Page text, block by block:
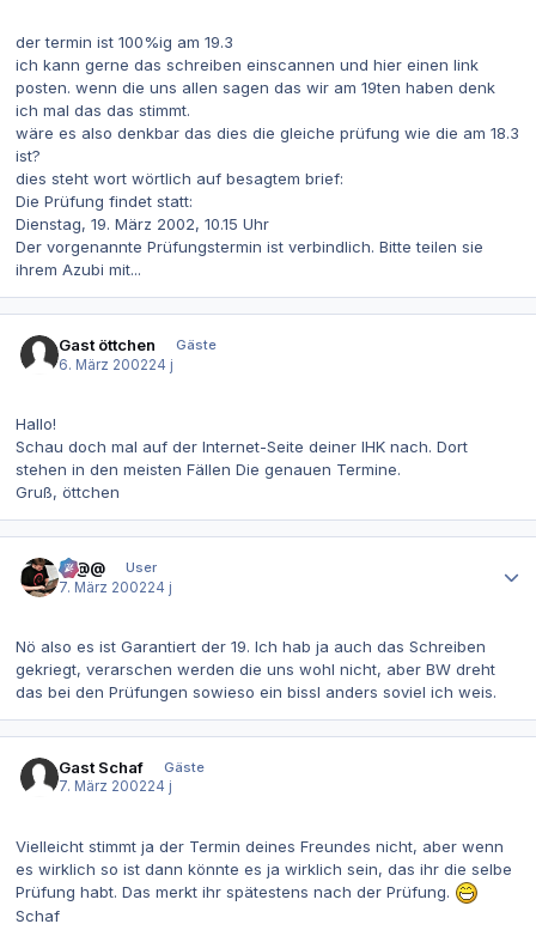
der termin ist 100%ig am 19.3
ich kann gerne das schreiben einscannen und hier einen link
posten. wenn die uns allen sagen das wir am 19ten haben denk
ich mal das das stimmt.
wäre es also denkbar das dies die gleiche prüfung wie die am 18.3
ist?
dies steht wort wörtlich auf besagtem brief:
Die Prüfung findet statt:
Dienstag, 19. März 2002, 10.15 Uhr
Der vorgenannte Prüfungstermin ist verbindlich. Bitte teilen sie
ihrem Azubi mit...
Gast öttchen
Gäste
6. März 200224 j
Hallo!
Schau doch mal auf der Internet-Seite deiner IHK nach. Dort
stehen in den meisten Fällen Die genauen Termine.
Gruß, öttchen
@@@
User
7. März 200224 j
Nö also es ist Garantiert der 19. Ich hab ja auch das Schreiben
gekriegt, verarschen werden die uns wohl nicht, aber BW dreht
das bei den Prüfungen sowieso ein bissl anders soviel ich weis.
Gast Schaf
Gäste
7. März 200224 j
Vielleicht stimmt ja der Termin deines Freundes nicht, aber wenn
es wirklich so ist dann könnte es ja wirklich sein, das ihr die selbe
Prüfung habt. Das merkt ihr spätestens nach der Prüfung.
Schaf